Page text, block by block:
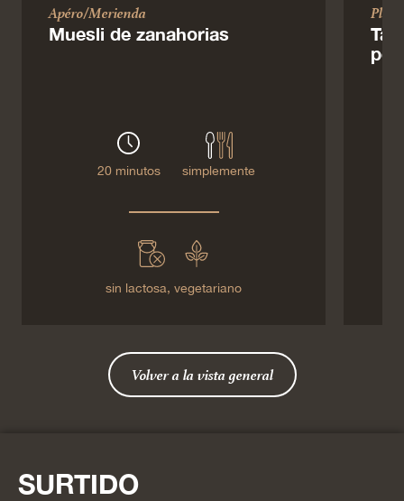
Apéro/Merienda
Muesli de zanahorias
20 minutos simplemente
sin lactosa, vegetariano
Volver a la vista general
SURTIDO